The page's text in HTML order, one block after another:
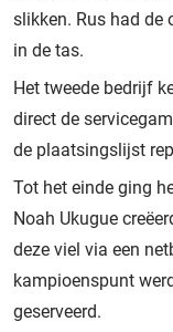
slikken. Rus had de
in de tas.
Het tweede bedrijf
direct de
de plaatsingslijst
Tot het einde ging
Noah Ukugue
deze viel via een
kampioenspunt
geserveerd.